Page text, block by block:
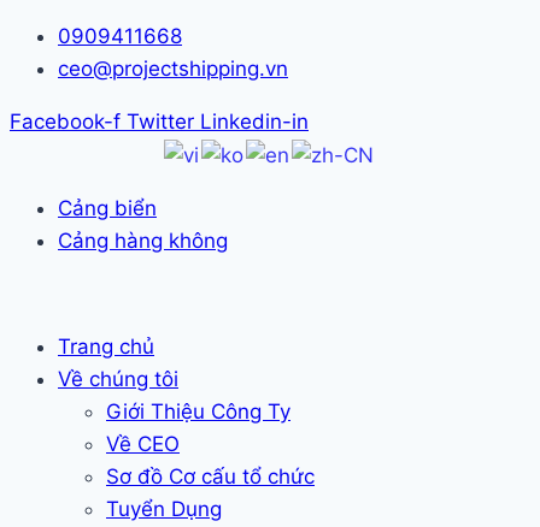
Skip
0909411668
ceo@projectshipping.vn
Facebook-f Twitter Linkedin-in
Cảng biển
Cảng hàng không
Trang chủ
Về chúng tôi
Giới Thiệu Công Ty
Về CEO
Sơ đồ Cơ cấu tổ chức
Tuyển Dụng